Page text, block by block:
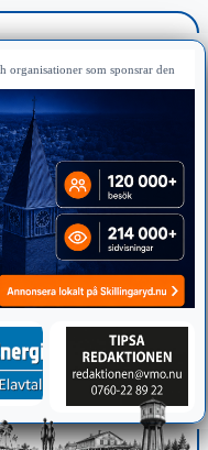
organisationer som sponsrar den